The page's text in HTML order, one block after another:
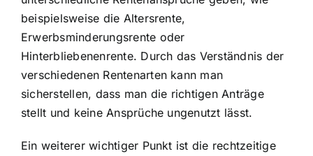
beispielsweise die Altersrente,
Erwerbsminderungsrente oder
Hinterbliebenenrente. Durch das Verständnis der
verschiedenen Rentenarten kann man
sicherstellen, dass man die richtigen Anträge
stellt und keine Ansprüche ungenutzt lässt.
Ein weiterer wichtiger Punkt ist die rechtzeitige